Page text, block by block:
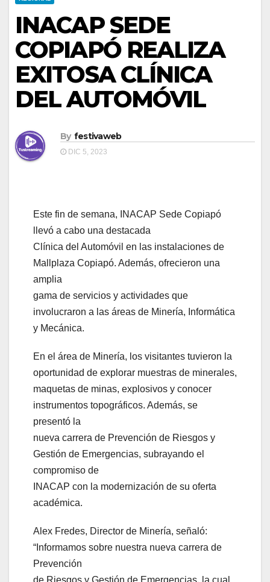
INACAP SEDE
COPIAPÓ REALIZA
EXITOSA CLÍNICA
DEL AUTOMÓVIL
By festivaweb
DIC 5, 2023
Este fin de semana, INACAP Sede Copiapó
llevó a cabo una destacada
Clínica del Automóvil en las instalaciones de
Mallplaza Copiapó. Además, ofrecieron una
amplia
gama de servicios y actividades que
involucraron a las áreas de Minería, Informática
y Mecánica.
En el área de Minería, los visitantes tuvieron la
oportunidad de explorar muestras de minerales,
maquetas de minas, explosivos y conocer
instrumentos topográficos. Además, se
presentó la
nueva carrera de Prevención de Riesgos y
Gestión de Emergencias, subrayando el
compromiso de
INACAP con la modernización de su oferta
académica.
Alex Fredes, Director de Minería, señaló:
“Informamos sobre nuestra nueva carrera de
Prevención